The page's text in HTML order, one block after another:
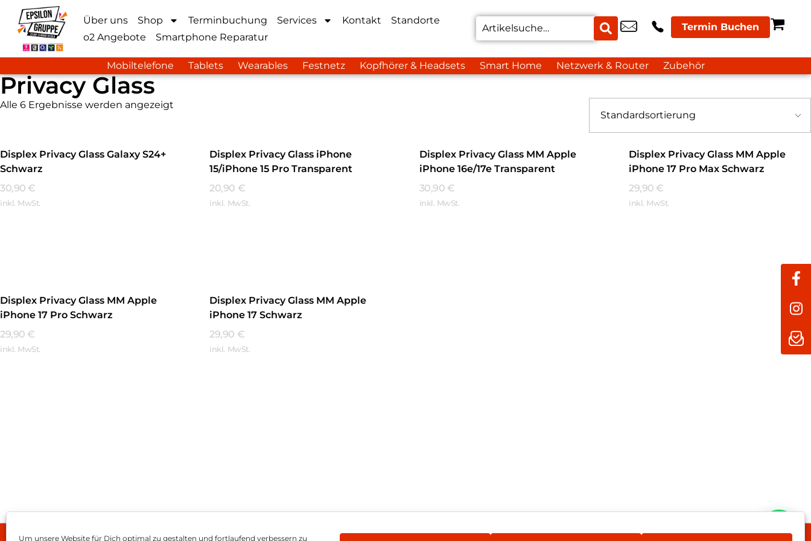
Um unsere Website für Dich optimal zu gestalten und fortlaufend verbessern zu
Über uns Shop Terminbuchung Services Kontakt
Standorte
o2 Angebote
Smartphone Reparatur
Termin Buchen
Mobiltelefone Tablets Wearables Festnetz Kopfhörer & Headsets Smart Home Netzwerk & Router Zubehör
Privacy Glass
Alle 6 Ergebnisse werden angezeigt
Displex Privacy Glass Galaxy S24+
Schwarz
30,90 €
inkl. MwSt.
Displex Privacy Glass iPhone
15/iPhone 15 Pro Transparent
20,90 €
inkl. MwSt.
Displex Privacy Glass MM Apple
iPhone 16e/17e Transparent
30,90 €
inkl. MwSt.
Displex Privacy Glass MM Apple
iPhone 17 Pro Max Schwarz
29,90 €
inkl. MwSt.
Displex Privacy Glass MM Apple
iPhone 17 Pro Schwarz
29,90 €
inkl. MwSt.
Displex Privacy Glass MM Apple
iPhone 17 Schwarz
29,90 €
inkl. MwSt.